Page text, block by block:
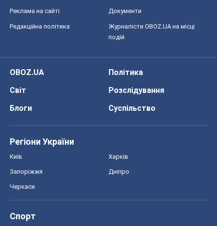
Реклама на сайті Документи
Редакційна політика
Журналісти OBOZ.UA на місці
подій
OBOZ.UA
Політика
Світ
Розслідування
Блоги
Суспільство
Регіони України
Київ Харків
Запоріжжя Дніпро
Черкаси
Спорт